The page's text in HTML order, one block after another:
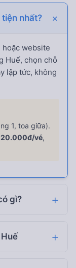
nhất?
hoặc website
Huế, chọn chỗ
lập tức, không
1, toa giữa).
20.000đ/vé,
gì?